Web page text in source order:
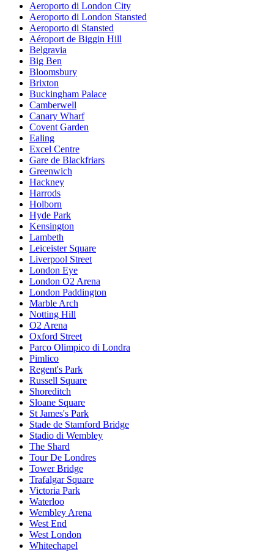
Aeroporto di London City
Aeroporto di London Stansted
Aeroporto di Stansted
Aéroport de Biggin Hill
Belgravia
Big Ben
Bloomsbury
Brixton
Buckingham Palace
Camberwell
Canary Wharf
Covent Garden
Ealing
Excel Centre
Gare de Blackfriars
Greenwich
Hackney
Harrods
Holborn
Hyde Park
Kensington
Lambeth
Leiceister Square
Liverpool Street
London Eye
London O2 Arena
London Paddington
Marble Arch
Notting Hill
O2 Arena
Oxford Street
Parco Olimpico di Londra
Pimlico
Regent's Park
Russell Square
Shoreditch
Sloane Square
St James's Park
Stade de Stamford Bridge
Stadio di Wembley
The Shard
Tour De Londres
Tower Bridge
Trafalgar Square
Victoria Park
Waterloo
Wembley Arena
West End
West London
Whitechapel